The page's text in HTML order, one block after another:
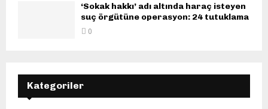
‘Sokak hakkı’ adı altında haraç isteyen
suç örgütüne operasyon: 24 tutuklama
0
Kategoriler